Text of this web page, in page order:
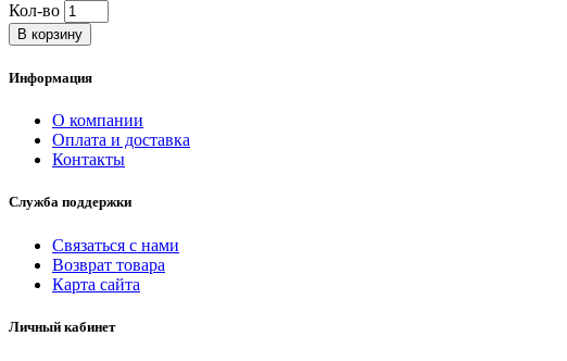
Кол-во
В корзину
Информация
О компании
Оплата и доставка
Контакты
Служба поддержки
Связаться с нами
Возврат товара
Карта сайта
Личный кабинет